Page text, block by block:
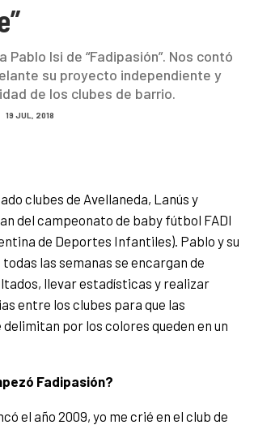
Pablo Isi de “Fadipasión”. Nos contó
su proyecto independiente y
de los clubes de barrio.
19 JUL, 2018
clubes de Avellaneda, Lanús y
del campeonato de baby fútbol FADI
de Deportes Infantiles). Pablo y su
las semanas se encargan de
llevar estadísticas y realizar
entre los clubes para que las
por los colores queden en un
Fadipasión?
el año 2009, yo me crié en el club de